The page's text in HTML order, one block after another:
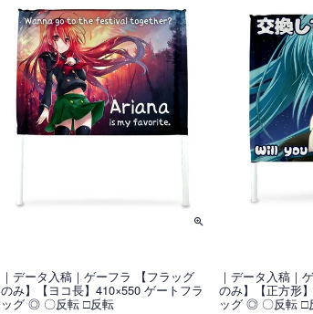
｜データ入稿｜ゲーフラ 【フラッグ
のみ】【ヨコ長】410×550 ゲートフラ
ッグ ◎ 〇反転 □反転
｜データ入稿｜
のみ】【正方形
ッグ ◎ 〇反転 □